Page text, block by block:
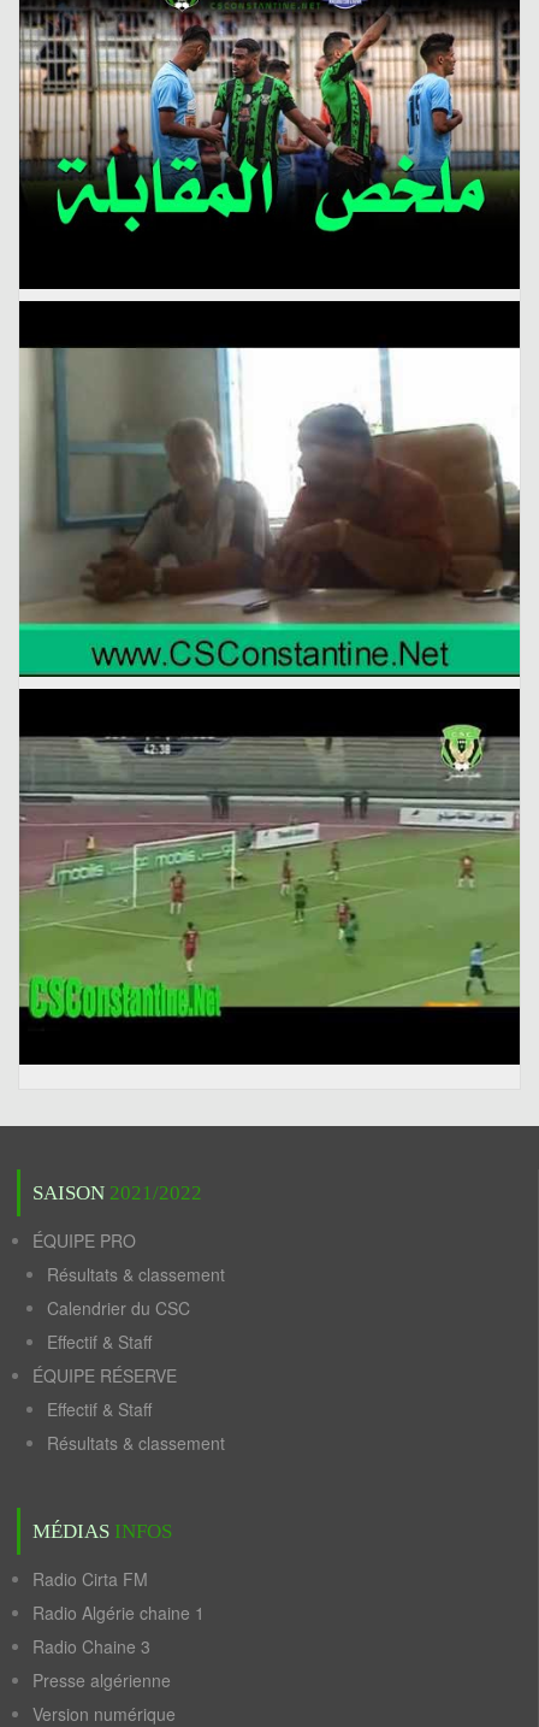
SAISON 2021/2022
ÉQUIPE PRO
Résultats & classement
Calendrier du CSC
Effectif & Staff
ÉQUIPE RÉSERVE
Effectif & Staff
Résultats & classement
MÉDIAS INFOS
Radio Cirta FM
Radio Algérie chaine 1
Radio Chaine 3
Presse algérienne
Version numérique